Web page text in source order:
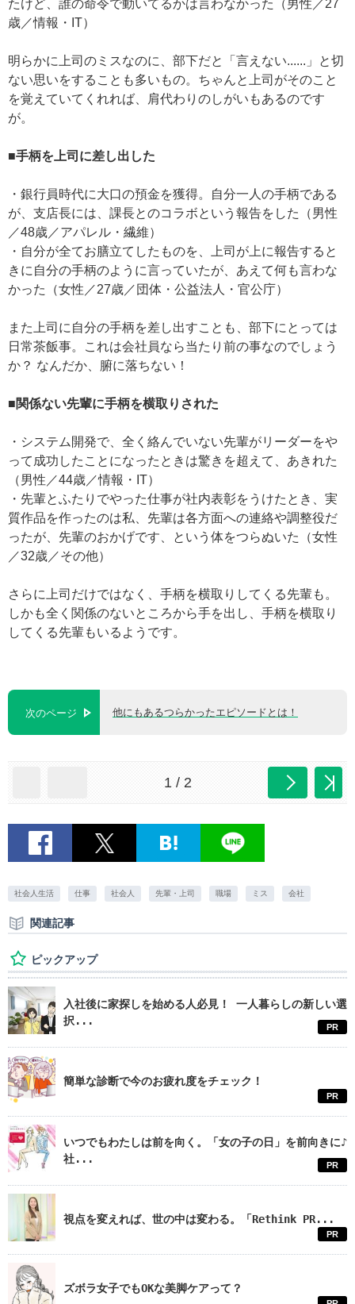
たけど、誰の命令で動いてるかは言わなかった（男性／27
歳／情報・IT）
明らかに上司のミスなのに、部下だと「言えない......」と切
ない思いをすることも多いもの。ちゃんと上司がそのこと
を覚えていてくれれば、肩代わりのしがいもあるのです
が。
■手柄を上司に差し出した
・銀行員時代に大口の預金を獲得。自分一人の手柄である
が、支店長には、課長とのコラボという報告をした（男性
／48歳／アパレル・繊維）
・自分が全てお膳立てしたものを、上司が上に報告すると
きに自分の手柄のように言っていたが、あえて何も言わな
かった（女性／27歳／団体・公益法人・官公庁）
また上司に自分の手柄を差し出すことも、部下にとっては
日常茶飯事。これは会社員なら当たり前の事なのでしょう
か？ なんだか、腑に落ちない！
■関係ない先輩に手柄を横取りされた
・システム開発で、全く絡んでいない先輩がリーダーをや
って成功したことになったときは驚きを超えて、あきれた
（男性／44歳／情報・IT）
・先輩とふたりでやった仕事が社内表彰をうけたとき、実
質作品を作ったのは私、先輩は各方面への連絡や調整役だ
ったが、先輩のおかげです、という体をつらぬいた（女性
／32歳／その他）
さらに上司だけではなく、手柄を横取りしてくる先輩も。
しかも全く関係のないところから手を出し、手柄を横取り
してくる先輩もいるようです。
次のページ 他にもあるつらかったエピソードとは！
1 / 2
社会人生活 仕事 社会人 先輩・上司 職場 ミス 会社
関連記事
ピックアップ
入社後に家探しを始める人必見！ 一人暮らしの新しい選
択...
PR
簡単な診断で今のお疲れ度をチェック！
PR
いつでもわたしは前を向く。「女の子の日」を前向きに♪
社...
PR
視点を変えれば、世の中は変わる。「Rethink PR...
PR
ズボラ女子でもOKな美脚ケアって？